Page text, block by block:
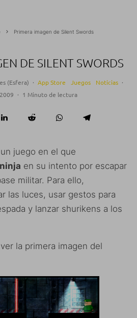
Primera imagen de Silent Swords
DE SILENT SWORDS
(Esfera) · App Store Juegos Noticias ·
· 1 Minuto de lectura
juego en el que
ninja en su intento por escapar
militar. Para ello,
las luces, usar gestos para
y lanzar shurikens a los
la primera imagen del